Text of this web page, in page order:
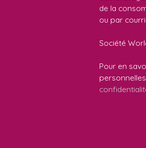
de la
ou par
Société
Pour en